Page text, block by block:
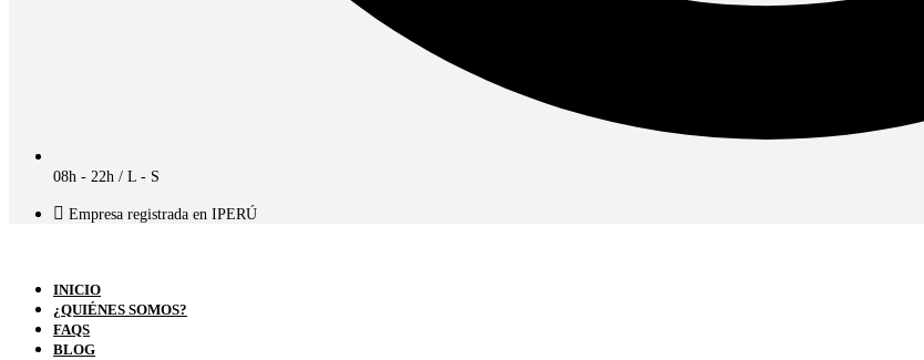
08h - 22h / L - S
Empresa registrada en IPERÚ
INICIO
¿QUIÉNES SOMOS?
FAQS
BLOG